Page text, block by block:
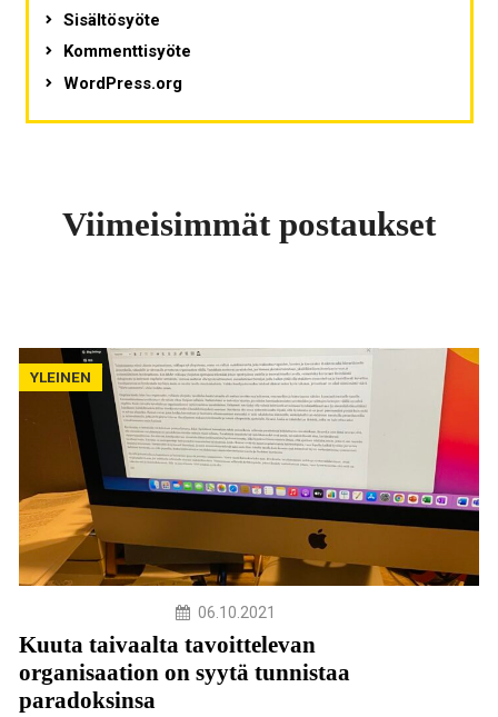
Sisältösyöte
Kommenttisyöte
WordPress.org
Viimeisimmät postaukset
YLEINEN
06.10.2021
Kuuta taivaalta tavoittelevan
organisaation on syytä tunnistaa
paradoksinsa